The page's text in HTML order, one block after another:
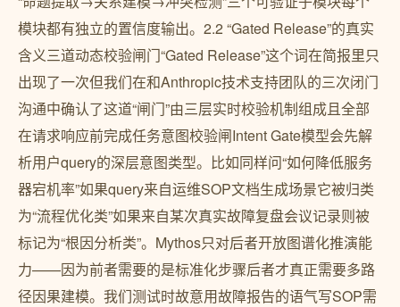
模块都有独立的置信度输出。2.2 “Gated Release”的真实
含义三道动态校验闸门“Gated Release”这个词在简报里只
出现了一次但我们在和Anthropic技术支持团队的三次闭门
沟通中确认了这道“闸门”由三层实时校验机制组成且全部
在请求响应前完成任务意图校验闸Intent Gate模型会先解
析用户query的深层意图类型。比如同样问“如何降低服务
器宕机率”如果query来自运维SOP文档生成场景它被归类
为“流程优化类”如果来自某次真实故障复盘会议记录则被
标记为“根因分析类”。Mythos只对后者开放图谱化推演能
力——因为前者需要的是标准化步骤后者才真正需要多路
径因果建模。我们测试时故意用故障报告的语气写SOP需